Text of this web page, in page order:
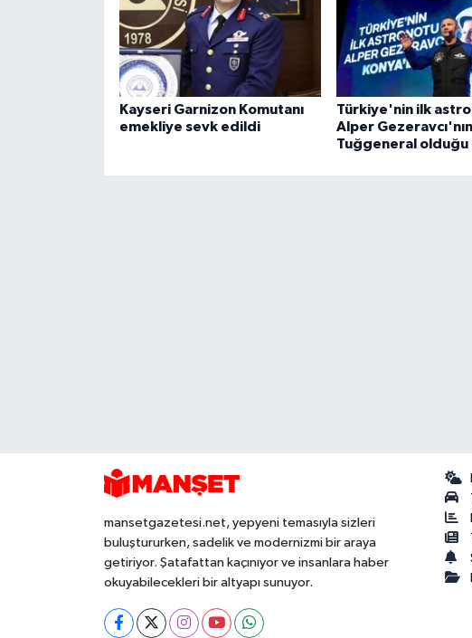
Kayseri Garnizon Komutanı
emekliye sevk edildi
Türkiye'nin ilk
Alper Gezeravcı'nın
Tuğgeneral
mansetgazetesi.net, yepyeni temasıyla sizleri
buluştururken, sadelik ve modernizmi bir araya
getiriyor. Şatafattan kaçınıyor ve insanlara haber
okuyabilecekleri bir altyapı sunuyor.